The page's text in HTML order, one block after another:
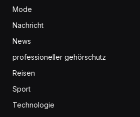
Mode
Nachricht
News
professioneller gehörschutz
Reisen
Sport
Technologie